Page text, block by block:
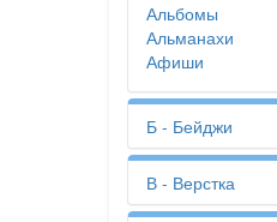
Альбомы
Альманахи
Афиши
Б - Бейджи
Бейджи
Биговка
В - Верстка